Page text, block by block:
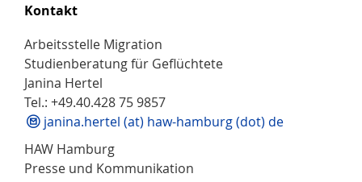
Kontakt
Arbeitsstelle Migration
Studienberatung für Geflüchtete
Janina Hertel
Tel.: +49.40.428 75 9857
janina.hertel (at) haw-hamburg (dot) de
HAW Hamburg
Presse und Kommunikation